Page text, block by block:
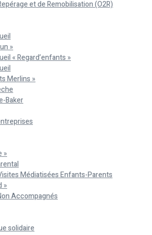
et de Remobilisation (O2R)
»
« Regard’enfants »
Merlins »
Baker
»
Médiatisées Enfants-Parents
»
Accompagnés
solidaire